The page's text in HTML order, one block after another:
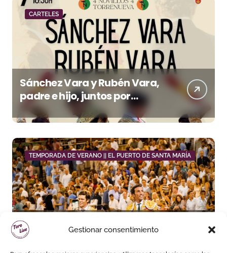
Gestionar consentimiento
CARTELES
Sánchez Vara y Rubén Vara,
padre e hijo, juntos por
primera vez en su pueblo
TEMPORADA DE VERANO || EL PUERTO DE SANTA MARÍA
David de Miranda sale a
hombros y Borja Jiménez